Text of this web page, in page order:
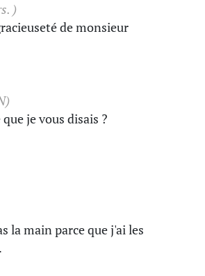
)
de monsieur
je vous disais ?
la main parce que j'ai les